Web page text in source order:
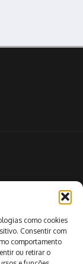
como cookies
Consentir com
comportamento
ou retirar o